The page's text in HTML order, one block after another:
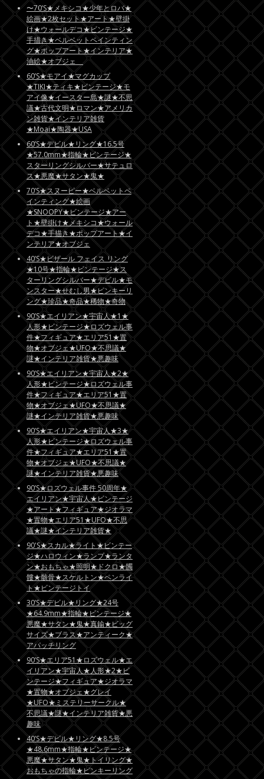
〜70’S★メキシコ★少年とロバ★
絵画★2枚セット★アート★壁掛
け★ウォールデコ★ビンテージ★
手描き★ベルベットペインティン
グ★ポップアート★インテリア★
油絵★オブジェ
60’S★モアイ★マグカップ
★TIKI★ティキ★ビンテージ★モ
アイ像★イースター島★謎★不思
議★古代文明★ロマン★アメリカ
ン雑貨★インテリア雑貨
★Moai★陶器★USA
60’S★デビル★リング★16.5号
★57.0mm★指輪★ビンテージ★
スターリングシルバー★サテュロ
ス★悪魔★サタン★鬼★
70’S★スヌーピー★ベルベットペ
インティング★絵画
★SNOOPY★ビンテージ★アー
ト★壁掛け★メキシコ★ウォール
デコ★手描き★ポップアート★イ
ンテリア★オブジェ
40’S★ビザール フェイス リング
★10号★指輪★ビンテージ★ス
ターリングシルバー★デビル★モ
ンスター★せむし男★ピンキーリ
ング★珍品★奇品★稀物★奇物
90’S★エイリアン★宇宙人★1★
人形★ビンテージ★ロズウェル事
件★フィギュア★エリア51★置
物★オブジェ★UFO★不思議★
謎★インテリア雑貨★悪趣味
90’S★エイリアン★宇宙人★2★
人形★ビンテージ★ロズウェル事
件★フィギュア★エリア51★置
物★オブジェ★UFO★不思議★
謎★インテリア雑貨★悪趣味
90’S★エイリアン★宇宙人★3★
人形★ビンテージ★ロズウェル事
件★フィギュア★エリア51★置
物★オブジェ★UFO★不思議★
謎★インテリア雑貨★悪趣味
90’S★ロズウェル事件 50周年★
エイリアン★宇宙人★ビンテージ
★アート★フィギュア★ジオラマ
★置物★エリア51★UFO★不思
議★謎★インテリア雑貨★
90'S★スカル★ライト★ビンテー
ジ★ハロウィン★ランプ★ランタ
ン★おもちゃ★照明★ドクロ★髑
髏★骸骨★スケルトン★ペンライ
ト★ビンテージトイ
30’S★デビル★リング★24号
★64.9mm★指輪★ビンテージ★
悪魔★サタン★鬼★真鍮★ビッグ
サイズ★ブラス★アンティーク★
アパッチリング
90’S★エリア51★ロズウェル★エ
イリアン★宇宙人★人形★2★ビ
ンテージ★フィギュア★ジオラマ
★置物★オブジェ★グレイ
★UFO★ミステリーサークル★
不思議★謎★インテリア雑貨★悪
趣味
40’S★デビル★リング★8.5号
★48.6mm★指輪★ビンテージ★
悪魔★サタン★鬼★トイリング★
おもちゃの指輪★ピンキーリング